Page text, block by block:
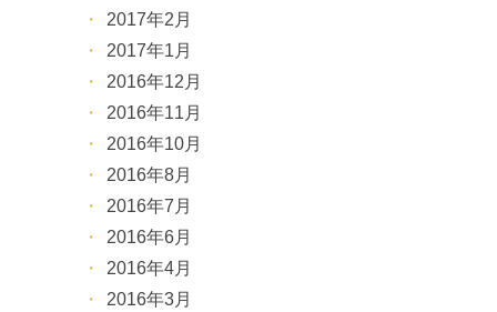
2017年2月
2017年1月
2016年12月
2016年11月
2016年10月
2016年8月
2016年7月
2016年6月
2016年4月
2016年3月